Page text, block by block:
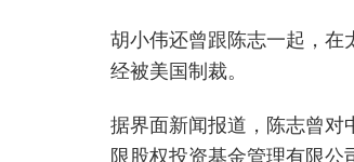
胡小伟还曾跟陈志一起，在
经被美国制裁。
据界面新闻报道，陈志曾对
限股权投资基金管理有限公